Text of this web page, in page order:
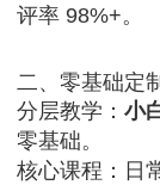
评率 98%+。
二、零基础定
分层教学： 小
零基础。
核心课程：日